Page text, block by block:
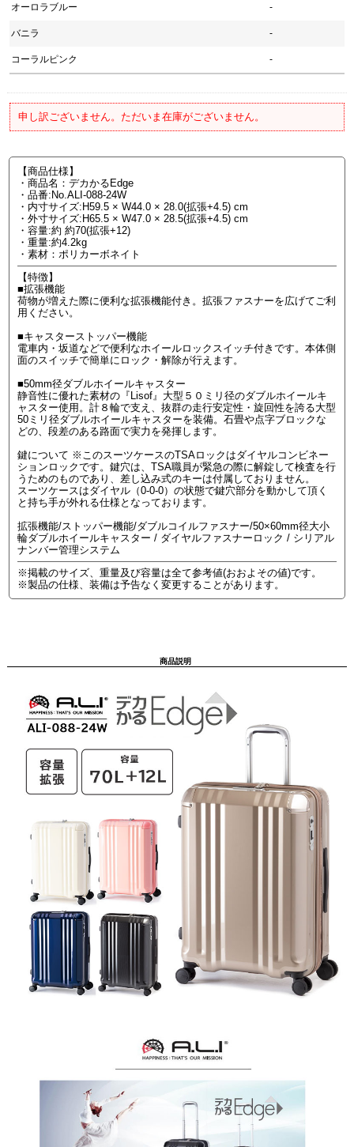
オーロラブルー -
バニラ -
コーラルピンク -
申し訳ございません。ただいま在庫がございません。
【商品仕様】
・商品名：デカかるEdge
・品番:No.ALI-088-24W
・内寸サイズ:H59.5 × W44.0 × 28.0(拡張+4.5) cm
・外寸サイズ:H65.5 × W47.0 × 28.5(拡張+4.5) cm
・容量:約 約70(拡張+12)
・重量:約4.2kg
・素材：ポリカーボネイト
【特徴】
■拡張機能
荷物が増えた際に便利な拡張機能付き。拡張ファスナーを広げてご利
用ください。
■キャスターストッパー機能
電車内・坂道などで便利なホイールロックスイッチ付きです。本体側
面のスイッチで簡単にロック・解除が行えます。
■50mm径ダブルホイールキャスター
静音性に優れた素材の『Lisof』大型５０ミリ径のダブルホイールキ
ャスター使用。計８輪で支え、抜群の走行安定性・旋回性を誇る大型
50ミリ径ダブルホイールキャスターを装備。石畳や点字ブロックな
どの、段差のある路面で実力を発揮します。
鍵について ※このスーツケースのTSAロックはダイヤルコンビネー
ションロックです。鍵穴は、TSA職員が緊急の際に解錠して検査を行
うためのものであり、差し込み式のキーは付属しておりません。
スーツケースはダイヤル（0-0-0）の状態で鍵穴部分を動かして頂く
と持ち手が外れる仕様となっております。
拡張機能/ストッパー機能/ダブルコイルファスナー/50×60mm径大小
輪ダブルホイールキャスター / ダイヤルファスナーロック / シリアル
ナンバー管理システム
※掲載のサイズ、重量及び容量は全て参考値(おおよその値)です。
※製品の仕様、装備は予告なく変更することがあります。
商品説明